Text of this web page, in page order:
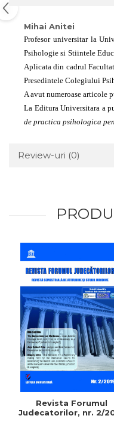
Mihai Anitei
Profesor universitar la
Psihologie si Stiintele
Aplicatadin cadrul
Presedintele Colegiului
A avut numeroase articole
La Editura Universitara a
de practica psihologica
Review-uri (0)
Revista Forumul
Judecatorilor, nr. 2/